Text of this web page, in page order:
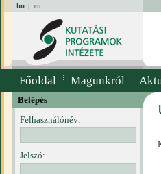
hu | ro
Főoldal Magunkról
Belépés
Felhasználónév:
Jelszó: